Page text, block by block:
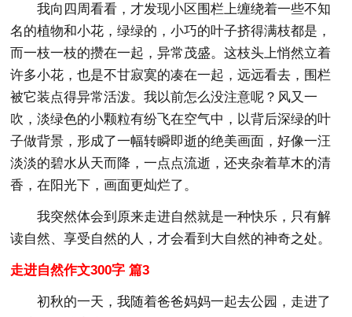
我向四周看看，才发现小区围栏上缠绕着一些不知
名的植物和小花，绿绿的，小巧的叶子挤得满枝都是，
而一枝一枝的攒在一起，异常茂盛。这枝头上悄然立着
许多小花，也是不甘寂寞的凑在一起，远远看去，围栏
被它装点得异常活泼。我以前怎么没注意呢？风又一
吹，淡绿色的小颗粒有纷飞在空气中，以背后深绿的叶
子做背景，形成了一幅转瞬即逝的绝美画面，好像一汪
淡淡的碧水从天而降，一点点流逝，还夹杂着草木的清
香，在阳光下，画面更灿烂了。
我突然体会到原来走进自然就是一种快乐，只有解
读自然、享受自然的人，才会看到大自然的神奇之处。
走进自然作文300字 篇3
初秋的一天，我随着爸爸妈妈一起去公园，走进了